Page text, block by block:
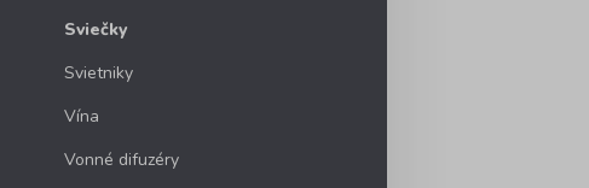
Sviečky
Svietniky
Vína
Vonné difuzéry